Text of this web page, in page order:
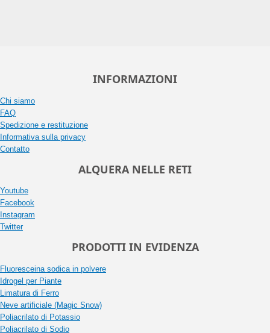
INFORMAZIONI
Chi siamo
FAQ
Spedizione e restituzione
Informativa sulla privacy
Contatto
ALQUERA NELLE RETI
Youtube
Facebook
Instagram
Twitter
PRODOTTI IN EVIDENZA
Fluoresceina sodica in polvere
Idrogel per Piante
Limatura di Ferro
Neve artificiale (Magic Snow)
Poliacrilato di Potassio
Poliacrilato di Sodio